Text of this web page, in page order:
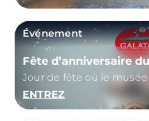
Événement
Fête d’anniversaire
Jour de fête où le
ENTREZ